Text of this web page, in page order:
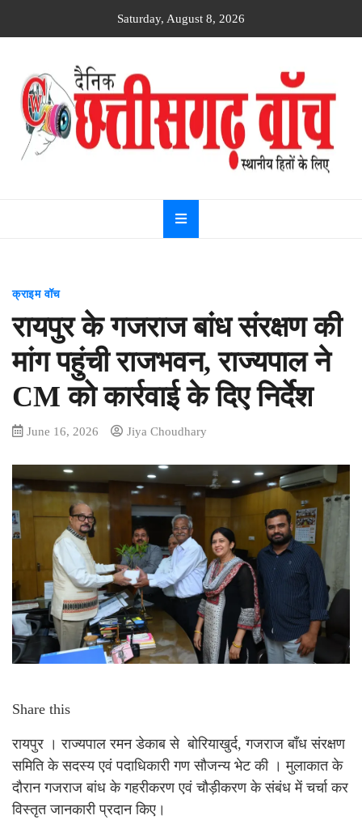
Saturday, August 8, 2026
Dainik
Chhattisgarh
क्राइम वॉच
रायपुर के गजराज बांध संरक्षण की
मांग पहुंची राजभवन, राज्यपाल ने
CM को कार्रवाई के दिए निर्देश
June 16, 2026 Jiya Choudhary
Share this
रायपुर । राज्यपाल रमन डेकाब से बोरियाखुर्द, गजराज बाँध संरक्षण
समिति के सदस्य एवं पदाधिकारी गण सौजन्य भेट की । मुलाकात के
दौरान गजराज बांध के गहरीकरण एवं चौड़ीकरण के संबंध में चर्चा कर
विस्तृत जानकारी प्रदान किए।